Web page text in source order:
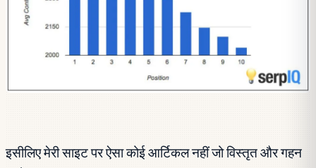
इसीलिए मेरी साइट पर ऐसा कोई आर्टिकल नहीं जो विस्तृत और गहन